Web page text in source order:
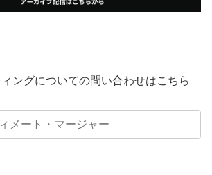
ングについての問い合わせはこちら